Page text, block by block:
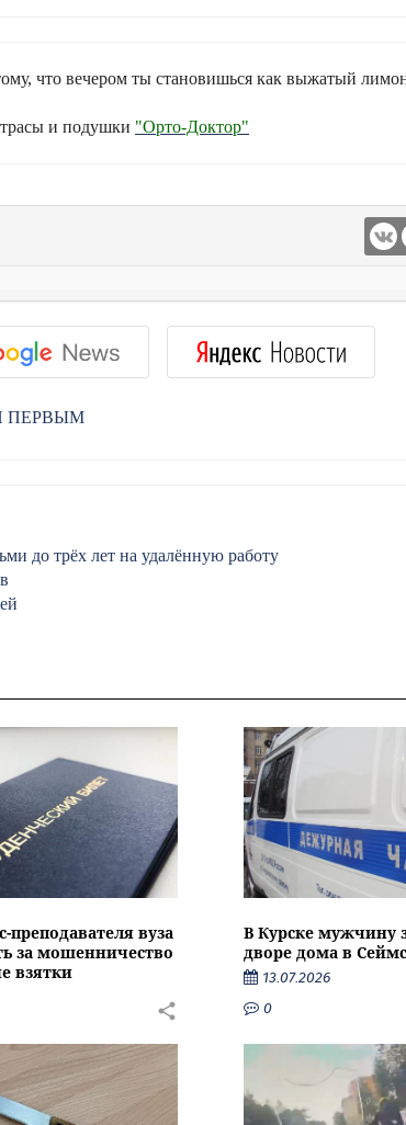
что вечером ты становишься как выжатый
и подушки "Орто-Доктор"
ПЕРВЫМ
до трёх лет на удалённую работу
преподавателя вуза
за мошенничество
взятки
В Курске мужчину
дворе дома в
13.07.2026
0